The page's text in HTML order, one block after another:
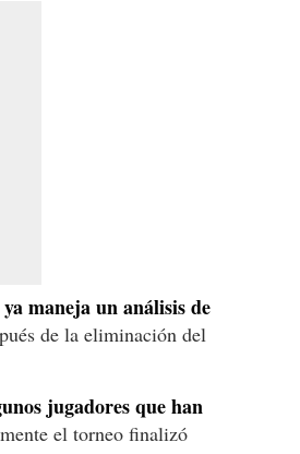
maneja un análisis de
de la eliminación del
jugadores que han
el torneo finalizó